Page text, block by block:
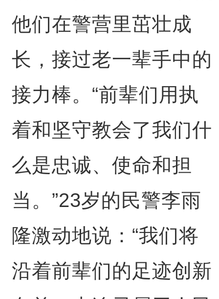
他们在警营里茁壮成
长，接过老一辈手中的
接力棒。“前辈们用执
着和坚守教会了我们什
么是忠诚、使命和担
当。”23岁的民警李雨
隆激动地说：“我们将
沿着前辈们的足迹创新